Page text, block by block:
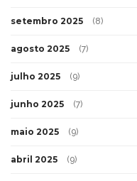
setembro 2025 (8)
agosto 2025 (7)
julho 2025 (9)
junho 2025 (7)
maio 2025 (9)
abril 2025 (9)